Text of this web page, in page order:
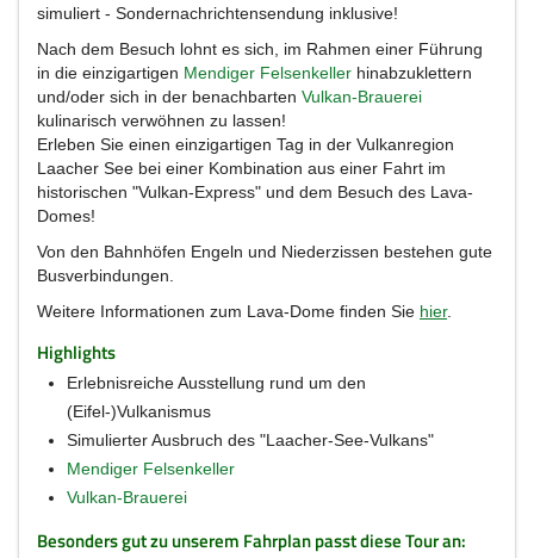
simuliert - Sondernachrichtensendung inklusive!
Nach dem Besuch lohnt es sich, im Rahmen einer Führung
in die einzigartigen Mendiger Felsenkeller hinabzuklettern
und/oder sich in der benachbarten Vulkan-Brauerei
kulinarisch verwöhnen zu lassen!
Erleben Sie einen einzigartigen Tag in der Vulkanregion
Laacher See bei einer Kombination aus einer Fahrt im
historischen "Vulkan-Express" und dem Besuch des Lava-
Domes!
Von den Bahnhöfen Engeln und Niederzissen bestehen gute
Busverbindungen.
Weitere Informationen zum Lava-Dome finden Sie hier.
Highlights
Erlebnisreiche Ausstellung rund um den
(Eifel-)Vulkanismus
Simulierter Ausbruch des "Laacher-See-Vulkans"
Mendiger Felsenkeller
Vulkan-Brauerei
Besonders gut zu unserem Fahrplan passt diese Tour an: